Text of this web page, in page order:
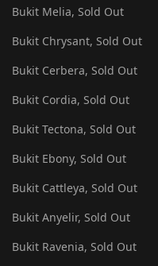
Bukit Melia, Sold Out
Bukit Chrysant, Sold Out
Bukit Cerbera, Sold Out
Bukit Cordia, Sold Out
Bukit Tectona, Sold Out
Bukit Ebony, Sold Out
Bukit Cattleya, Sold Out
Bukit Anyelir, Sold Out
Bukit Ravenia, Sold Out